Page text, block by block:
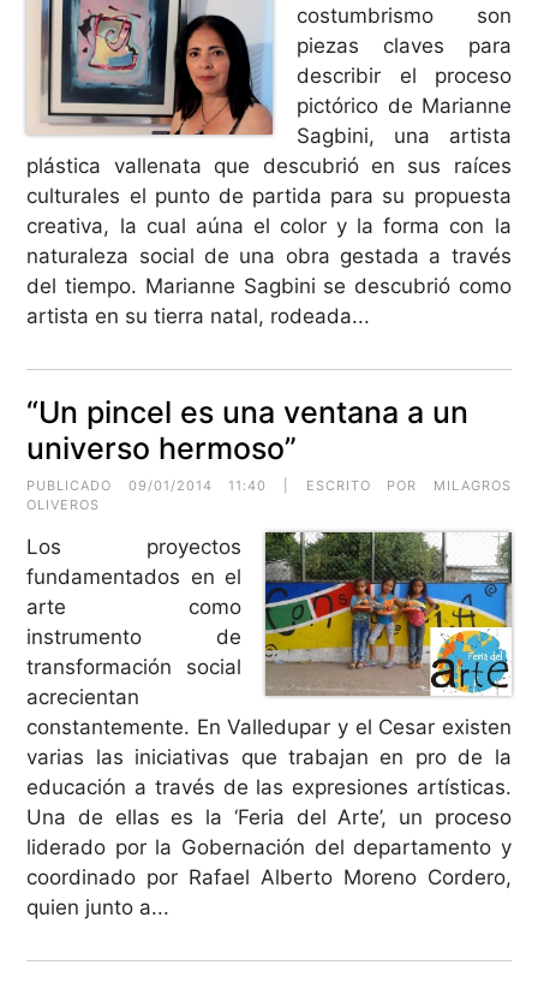
costumbrismo son
piezas claves para
describir el proceso
pictórico de Marianne
Sagbini, una artista
plástica vallenata que descubrió en sus raíces
culturales el punto de partida para su propuesta
creativa, la cual aúna el color y la forma con la
naturaleza social de una obra gestada a través
del tiempo. Marianne Sagbini se descubrió como
artista en su tierra natal, rodeada...
“Un pincel es una ventana a un
universo hermoso”
PUBLICADO 09/01/2014 11:40 | ESCRITO POR MILAGROS
OLIVEROS
Los proyectos
fundamentados en el
arte como
instrumento de
transformación social
acrecientan
constantemente. En Valledupar y el Cesar existen
varias las iniciativas que trabajan en pro de la
educación a través de las expresiones artísticas.
Una de ellas es la ‘Feria del Arte’, un proceso
liderado por la Gobernación del departamento y
coordinado por Rafael Alberto Moreno Cordero,
quien junto a...